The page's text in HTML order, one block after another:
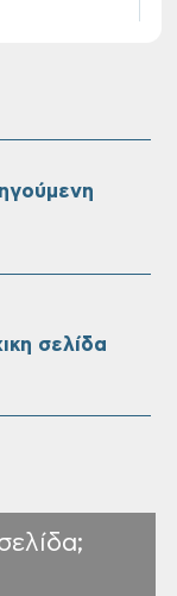
3/2026 του
σελίδα